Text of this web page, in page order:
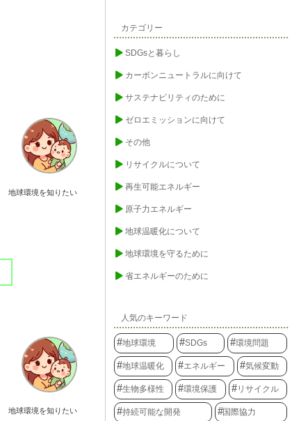
地球環境を知りたい
地球環境を知りたい
カテゴリー
SDGsと暮らし
カーボンニュートラルに向けて
サステナビリティのために
ゼロエミッションに向けて
その他
リサイクルについて
再生可能エネルギー
原子力エネルギー
地球温暖化について
地球環境を守るために
省エネルギーのために
人気のキーワード
地球環境 SDGs 環境問題
地球温暖化 エネルギー 気候変動
生物多様性 環境保護 リサイクル
持続可能な開発 国際協力